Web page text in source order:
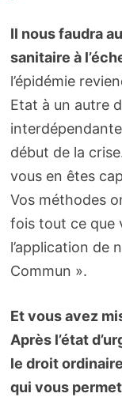
Il nous faudra
sanitaire à
l’épidémie
Etat à un autre
début de la
vous en êtes
Vos méthodes
fois tout ce que
l’application de
Commun ».
Et vous avez
Après l’état
le droit
qui vous